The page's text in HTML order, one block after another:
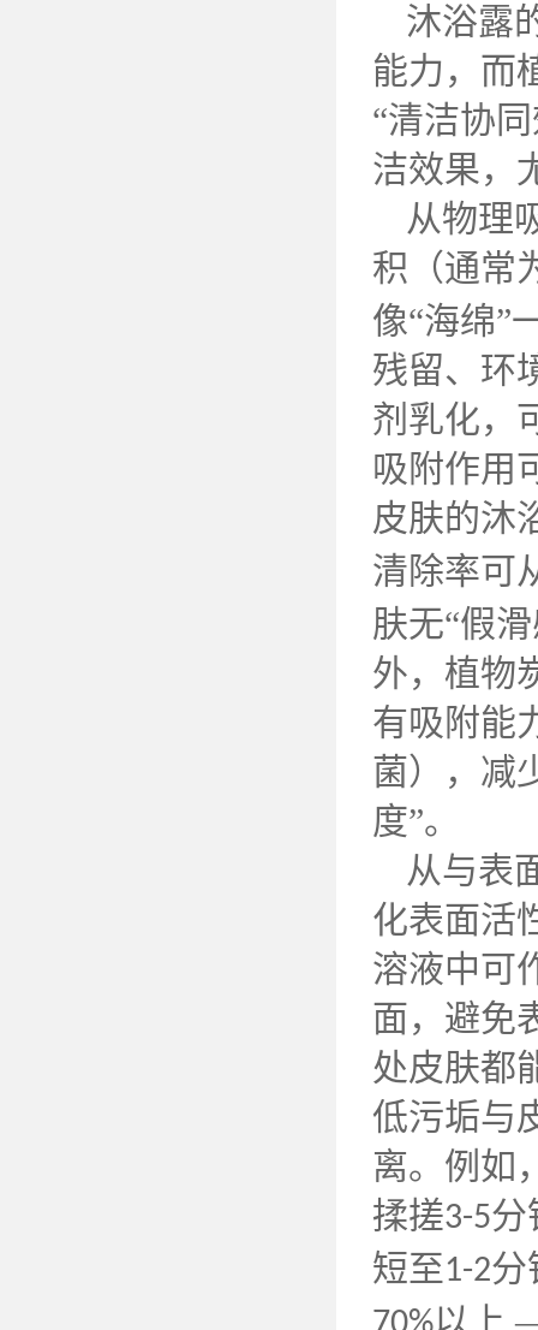
沐浴露
能力，而
“清洁协
洁效果，
从物理
积（通常
像“海绵”
残留、环
剂乳化，
吸附作用
皮肤的沐
清除率可
肤无“假
外，植物
有吸附能
菌），减
度”。
从与表
化表面活
溶液中可
面，避免
处皮肤都
低污垢与
离。例如
揉搓3-5分
短至1-2分
以上